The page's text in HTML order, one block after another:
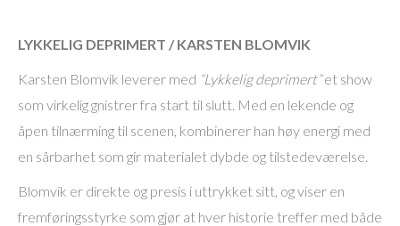
LYKKELIG DEPRIMERT / KARSTEN BLOMVIK
Karsten Blomvik leverer med “Lykkelig deprimert”et show
som virkelig gnistrer fra start til slutt. Med en lekende og
åpen tilnærming til scenen, kombinerer han høy energi med
en sårbarhet som gir materialet dybde og tilstedeværelse.
Blomvik er direkte og presis i uttrykket sitt, og viser en
fremføringsstyrke som gjør at hver historie treffer med både